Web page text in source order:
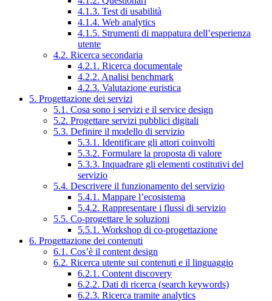
4.1.3. Test di usabilità
4.1.4. Web analytics
4.1.5. Strumenti di mappatura dell’esperienza
utente
4.2. Ricerca secondaria
4.2.1. Ricerca documentale
4.2.2. Analisi benchmark
4.2.3. Valutazione euristica
5. Progettazione dei servizi
5.1. Cosa sono i servizi e il service design
5.2. Progettare servizi pubblici digitali
5.3. Definire il modello di servizio
5.3.1. Identificare gli attori coinvolti
5.3.2. Formulare la proposta di valore
5.3.3. Inquadrare gli elementi costitutivi del
servizio
5.4. Descrivere il funzionamento del servizio
5.4.1. Mappare l’ecosistema
5.4.2. Rappresentare i flussi di servizio
5.5. Co-progettare le soluzioni
5.5.1. Workshop di co-progettazione
6. Progettazione dei contenuti
6.1. Cos’è il content design
6.2. Ricerca utente sui contenuti e il linguaggio
6.2.1. Content discovery
6.2.2. Dati di ricerca (search keywords)
6.2.3. Ricerca tramite analytics